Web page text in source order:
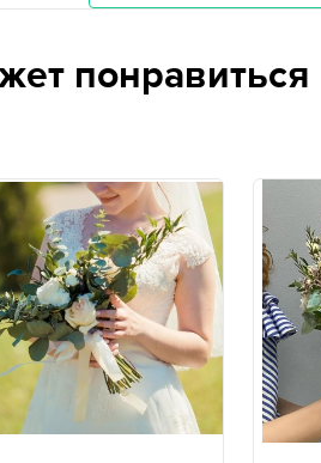
понравиться